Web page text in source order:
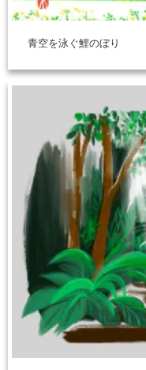
青空を泳ぐ鯉のぼり